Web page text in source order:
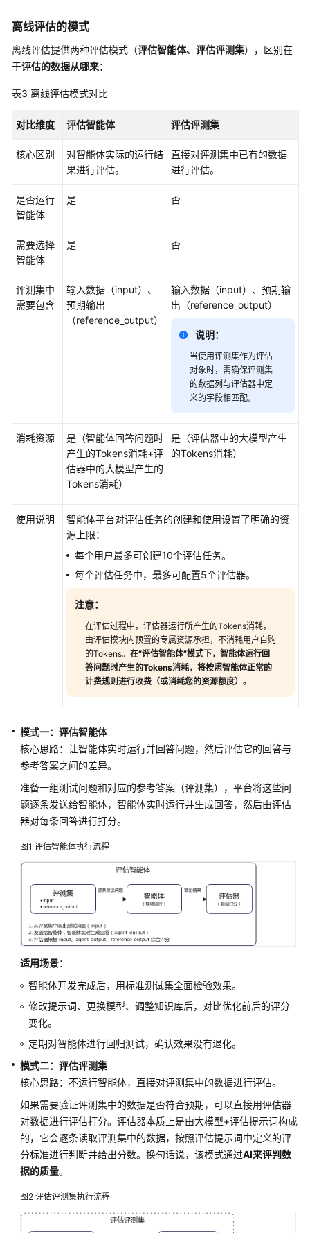
考
常
见
问
频
文
下
载
通
源
支
持
域
系
统
限
离线评估的模式
离线评估提供两种评估模式（评估智能体、评估评测集），区别在
于评估的数据从哪来：
表3 离线评估模式对比
对比维度 评估智能体 评估评测集
核心区别
对智能体实际的运行结
果进行评估。
直接对评测集中已有的数据
进行评估。
是否运行
智能体
是 否
需要选择
智能体
是 否
评测集中
需要包含
输入数据（input）、
预期输出
（reference_output）
输入数据（input）、预期输
出（reference_output）
说明：
当使用评测集作为评估
对象时，需确保评测集
的数据列与评估器中定
义的字段相匹配。
消耗资源
是（智能体回答问题时
产生的Tokens消耗+评
估器中的大模型产生的
Tokens消耗）
是（评估器中的大模型产生
的Tokens消耗）
使用说明
智能体平台对评估任务的创建和使用设置了明确的资
源上限：
每个用户最多可创建10个评估任务。
每个评估任务中，最多可配置5个评估器。
注意：
在评估过程中，评估器运行所产生的Tokens消耗，
由评估模块内预置的专属资源承担，不消耗用户自购
的Tokens。 在“评估智能体”模式下，智能体运行回
答问题时产生的Tokens消耗，将按照智能体正常的
计费规则进行收费（或消耗您的资源额度）。
模式一：评估智能体
核心思路：让智能体实时运行并回答问题，然后评估它的回答与
参考答案之间的差异。
准备一组测试问题和对应的参考答案（评测集），平台将这些问
题逐条发送给智能体，智能体实时运行并生成回答，然后由评估
器对每条回答进行打分。
图1 评估智能体执行流程
适用场景：
智能体开发完成后，用标准测试集全面检验效果。
修改提示词、更换模型、调整知识库后，对比优化前后的评分
变化。
定期对智能体进行回归测试，确认效果没有退化。
模式二：评估评测集
核心思路：不运行智能体，直接对评测集中的数据进行评估。
如果需要验证评测集中的数据是否符合预期，可以直接用评估器
对数据进行评估打分。评估器本质上是由大模型+评估提示词构成
的，它会逐条读取评测集中的数据，按照评估提示词中定义的评
分标准进行判断并给出分数。换句话说，该模式通过AI来评判数
据的质量。
图2 评估评测集执行流程